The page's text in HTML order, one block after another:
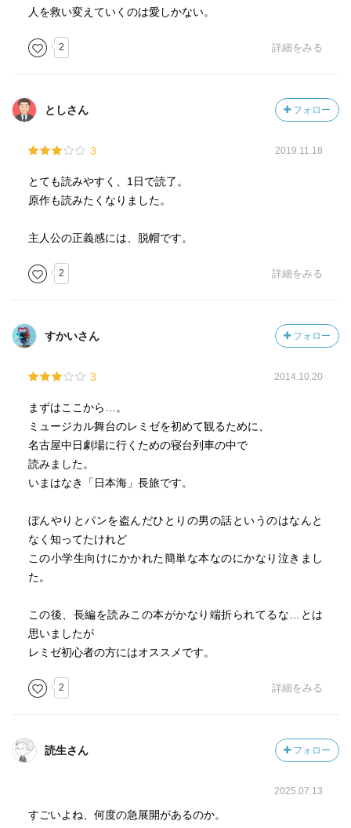
人を救い変えていくのは愛しかない。
2 詳細をみる
としさん フォロー
3 2019.11.18
とても読みやすく、1日で読了。
原作も読みたくなりました。
主人公の正義感には、脱帽です。
2 詳細をみる
すかいさん フォロー
3 2014.10.20
まずはここから…。
ミュージカル舞台のレミゼを初めて観るために、
名古屋中日劇場に行くための寝台列車の中で
読みました。
いまはなき「日本海」長旅です。
ぼんやりとパンを盗んだひとりの男の話というのはなんと
なく知ってたけれど
この小学生向けにかかれた簡単な本なのにかなり泣きまし
た。
この後、長編を読みこの本がかなり端折られてるな…とは
思いましたが
レミゼ初心者の方にはオススメです。
2 詳細をみる
読生さん フォロー
2025.07.13
すごいよね、何度の急展開があるのか。